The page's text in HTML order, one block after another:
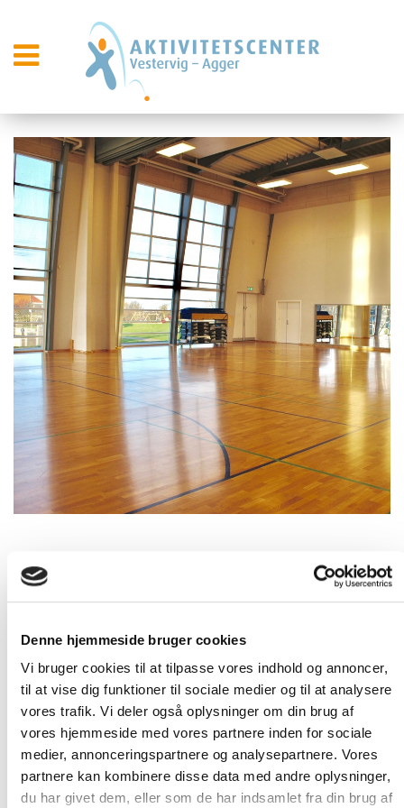
Denne hjemmeside bruger cookies
Vi bruger cookies til at tilpasse vores indhold og annoncer,
til at vise dig funktioner til sociale medier og til at analysere
vores trafik. Vi deler også oplysninger om din brug af
vores hjemmeside med vores partnere inden for sociale
medier, annonceringspartnere og analysepartnere. Vores
partnere kan kombinere disse data med andre oplysninger,
du har givet dem, eller som de har indsamlet fra din brug af
Multisalen
Multisalen er et fantastisk lokale der kan bruges til stort set
Multisalen er på ca. 380 m2 med mulighed for opdeling af
salen med en hejse/foldevæg, så den deles i 2 lige store
sale. Dette gør det muligt at køre 2 forskelige aktiviteter på
samme tid.
Multisalen er udstyret musikanlæg samt trådløst mikrofon
system og trådløst internet. Det er derfor muligt at afholde
musikarrangementer samt foredrag og kurser på op til 200
deltagere.